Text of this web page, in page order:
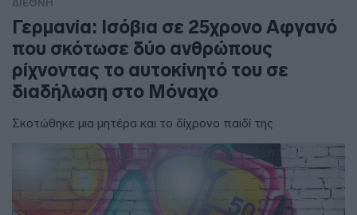
ΔΙΕΘΝΗ
Γερμανία: Ισόβια σε 25χρονο Αφγανό
που σκότωσε δύο ανθρώπους
ρίχνοντας το αυτοκίνητό του σε
διαδήλωση στο Μόναχο
Σκοτώθηκε μια μητέρα και το δίχρονο παιδί της